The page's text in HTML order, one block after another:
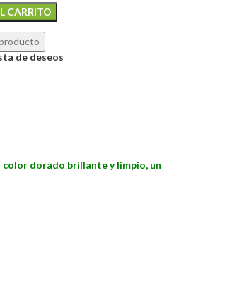
CARRITO
de deseos
color dorado brillante y limpio, un